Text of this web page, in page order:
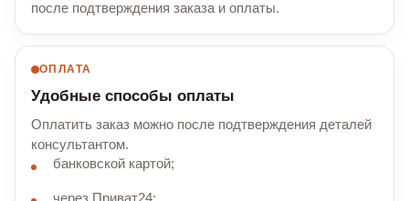
после подтверждения заказа и оплаты.
ОПЛАТА
Удобные способы оплаты
Оплатить заказ можно после подтверждения деталей
консультантом.
банковской картой;
через Приват24;